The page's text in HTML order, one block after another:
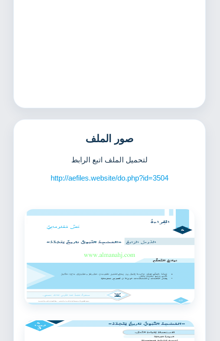
صور الملف
لتحميل الملف اتبع الرابط
http://aefiles.website/do.php?id=3504